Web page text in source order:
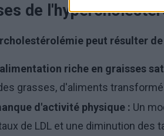
de
peut résulter
riche en graisses
grasses, d'aliments
d'activité physique : Un
de LDL et une diminution des